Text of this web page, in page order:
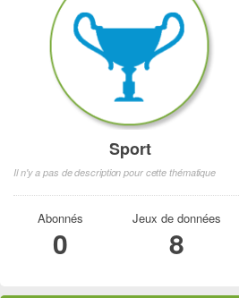
Sport
Il n'y a pas de description pour cette thématique
Abonnés
0
Jeux de données
8